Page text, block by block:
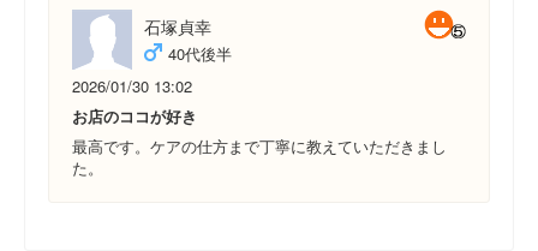
石塚貞幸
40代後半
2026/01/30 13:02
お店のココが好き
最高です。ケアの仕方まで丁寧に教えていただきまし
た。